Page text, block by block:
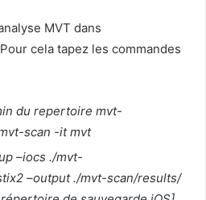
MVT dans
cela tapez les commandes
du repertoire mvt-
scan -it mvt
–iocs ./mvt-
–output ./mvt-scan/results/